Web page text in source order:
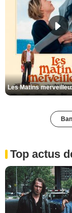
Top actus